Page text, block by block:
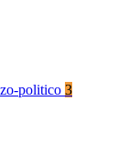
politico 3